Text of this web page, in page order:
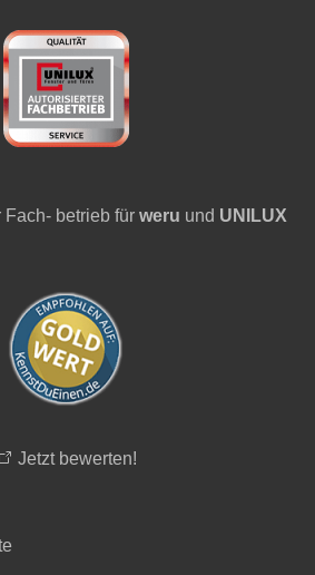
betrieb für weru und UNILUX
Jetzt bewerten!